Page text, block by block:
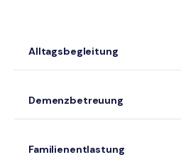
Alltagsbegleitung
Demenzbetreuung
Familienentlastung